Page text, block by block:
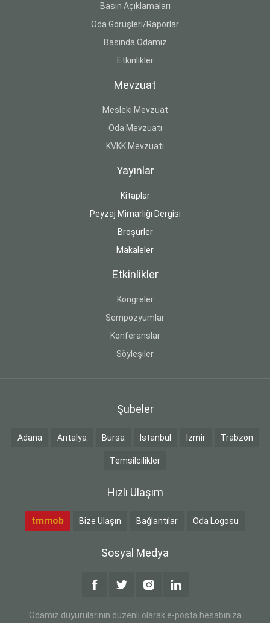
Basın Açıklamaları
Oda Görüşleri/Raporlar
Basında Odamız
Etkinlikler
Mevzuat
Mesleki Mevzuat
Oda Mevzuatı
KVKK Mevzuatı
Yayınlar
Kitaplar
Peyzaj Mimarlığı Dergisi
Broşürler
Makaleler
Etkinlikler
Kongreler
Sempozyumlar
Konferanslar
Söyleşiler
Şubeler
Adana Antalya Bursa İstanbul İzmir Trabzon
Temsilcilikler
Hızlı Ulaşım
tmmob Bize Ulaşın Bağlantılar Oda Logosu
Sosyal Medya
Odamız duyurularının düzenli olarak e-posta hesabınıza